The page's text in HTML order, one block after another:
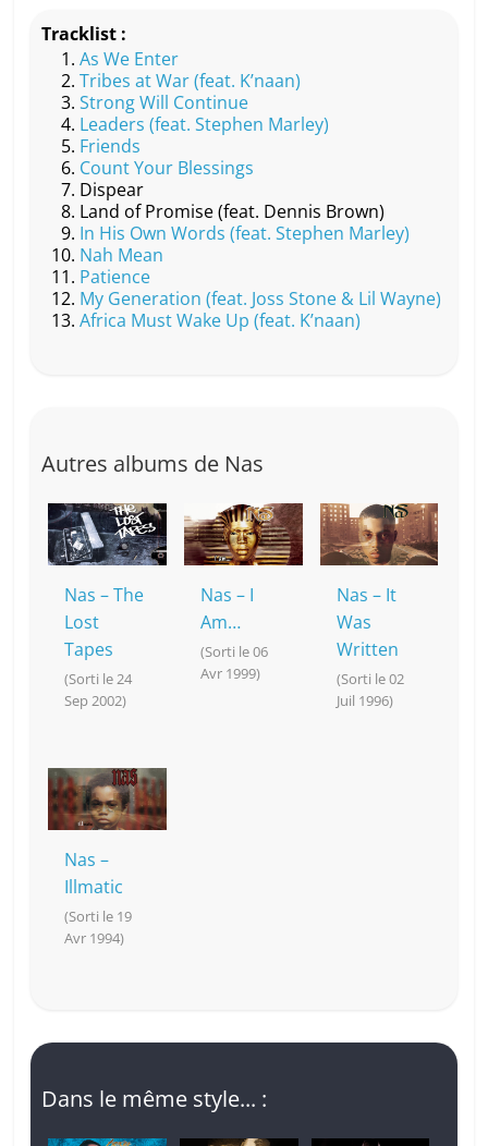
c
e
b
o
o
k
p
c
h
at
A
p
p
Li
n
k
er
Tracklist :
As We Enter
Tribes at War (feat. K’naan)
Strong Will Continue
Leaders (feat. Stephen Marley)
Friends
Count Your Blessings
Dispear
Land of Promise (feat. Dennis Brown)
In His Own Words (feat. Stephen Marley)
Nah Mean
Patience
My Generation (feat. Joss Stone & Lil Wayne)
Africa Must Wake Up (feat. K’naan)
Autres albums de Nas
Nas – The
Lost
Tapes
(Sorti le 24
Sep 2002)
Nas – I
Am…
(Sorti le 06
Avr 1999)
Nas – It
Was
Written
(Sorti le 02
Juil 1996)
Nas –
Illmatic
(Sorti le 19
Avr 1994)
Dans le même style... :